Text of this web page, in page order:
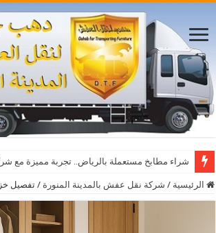
شراء مطابخ مستعملة بالرياض.. تجربة مميزة مع
أفضل مواقع مشاهدة مباريات اليوم بث مباشر بدون
الرئيسية / شركة نقل عفش بالمدينة المنورة / تفصيل